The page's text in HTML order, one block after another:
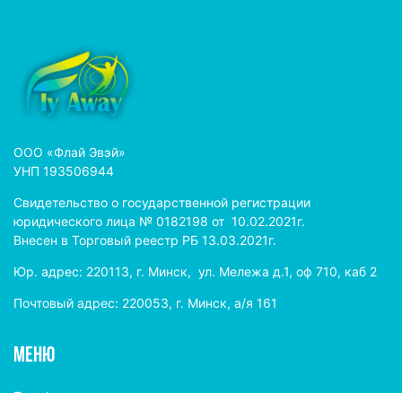
ООО «Флай Эвэй»
УНП 193506944
Свидетельство о государственной регистрации
юридического лица № 0182198 от 10.02.2021г.
Внесен в Торговый реестр РБ 13.03.2021г.
Юр. адрес: 220113, г. Минск, ул. Мележа д.1, оф 710, каб 2
Почтовый адрес: 220053, г. Минск, а/я 161
МЕНЮ